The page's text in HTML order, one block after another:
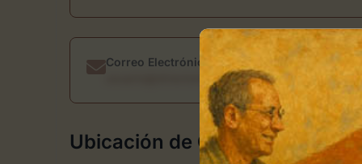
Correo Electrónico
usuario@directoriodearte.com
Ubicación de Galería de Arte